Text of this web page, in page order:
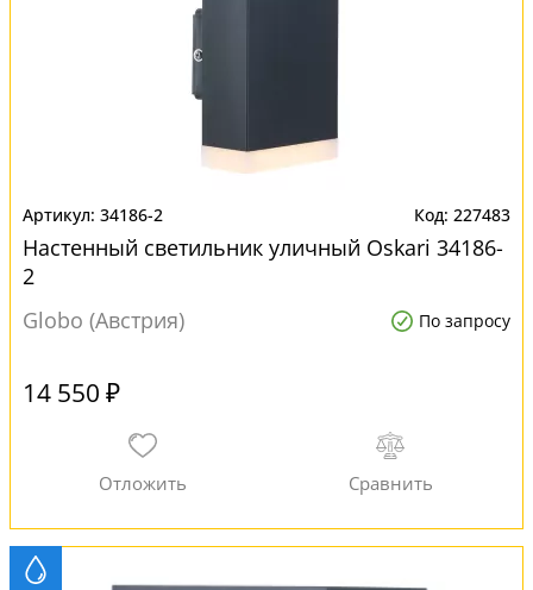
34186-2 227483
Настенный светильник уличный Oskari 34186-
2
Globo (Австрия)
По запросу
14 550 ₽